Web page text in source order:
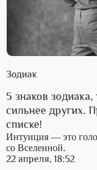
Зодиак
5 знаков
сильнее других.
списке!
Интуиция — это
со Вселенной.
22 апреля, 18:52